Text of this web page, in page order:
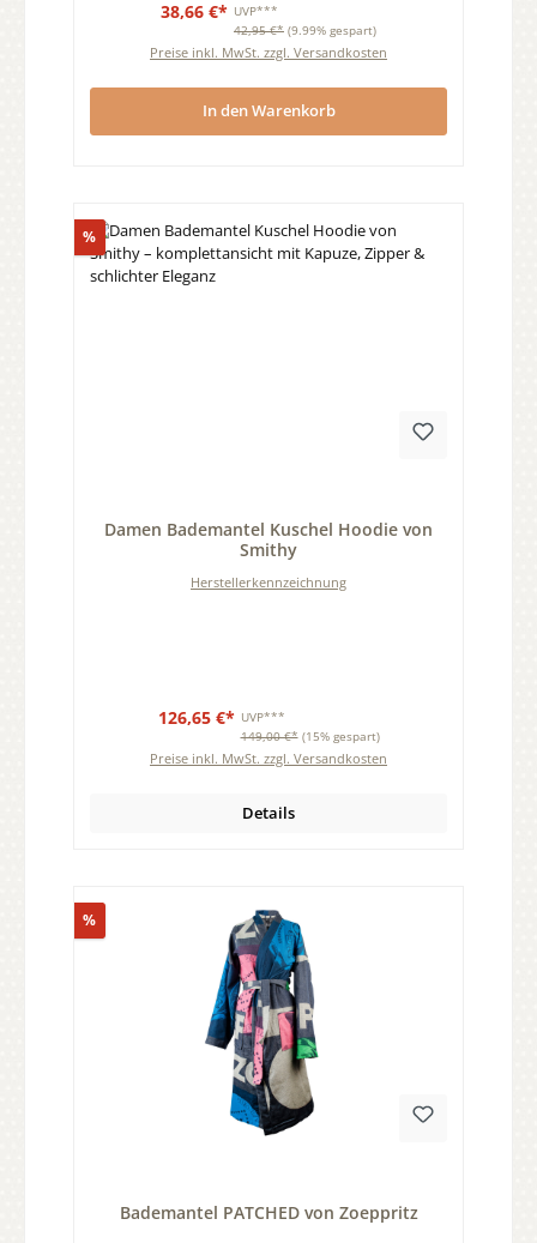
38,66 €* UVP***
42,95 €* (9.99% gespart)
Preise inkl. MwSt. zzgl. Versandkosten
In den Warenkorb
%Rabatt
Damen Bademantel Kuschel Hoodie von
Smithy
Herstellerkennzeichnung
126,65 €* UVP***
149,00 €* (15% gespart)
Preise inkl. MwSt. zzgl. Versandkosten
Details
%Rabatt
Bademantel PATCHED von Zoeppritz